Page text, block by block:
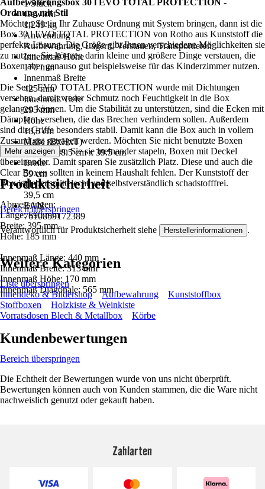
1 Stück
Gewicht
1,249 kg
Anwendung
Aufbewahrung, Lagern, Verstauen, Transportieren
Innenmaß Höhe
170 mm
Innenmaß Breite
425 mm
Innenmaß Tiefe
295 mm
Höhe
18,5 cm
Maße (BxHxT)
59 cm x 18.5 cm x 39.5 cm
Breite
59 cm
Tiefe
39,5 cm
EAN
7610859172389
Aufbewahrungsbox 30 l EVO TOTAL PROTECTION -
Ordnung mit Stil
Möchten Sie in Ihr Zuhause Ordnung mit System bringen, dann ist die
Box 30 l EVO TOTAL PROTECTION von Rotho aus Kunststoff die
perfekte Lösung. Die Größe gibt Ihnen verschiedene Möglichkeiten sie
zu nutzen. Sie können darin kleine und größere Dinge verstauen, die
Boxen aber genauso gut beispielsweise für das Kinderzimmer nutzen.
Die Serie EVO TOTAL PROTECTION wurde mit Dichtungen
versehen, damit weder Schmutz noch Feuchtigkeit in die Box
gelangen können. Um die Stabilität zu unterstützen, sind die Ecken mit
Dämpfern versehen, die das Brechen verhindern sollen. Außerdem
sind die Griffe besonders stabil. Damit kann die Box auch in vollem
Zustand gut getragen werden. Möchten Sie nicht benutzte Boxen
verstauen, können Sie sie ineinander stapeln, Boxen mit Deckel
übereinander. Damit sparen Sie zusätzlich Platz. Diese und auch die
Clear Boxen sollten in keinem Haushalt fehlen. Der Kunststoff der
Box ist lebensmittelecht und selbstverständlich schadstofffrei.
Abmessungen:
Länge: 590 mm
Breite: 395 mm
Höhe: 185 mm
Innenmaß Länge: 440 mm
Innenmaß Breite: 313 mm
Innenmaß Höhe: 170 mm
Innenmaß Diagonale: 565 mm
Mehr anzeigen
Produktsicherheit
Bereich überspringen
Verantwortlich für Produktsicherheit siehe Herstellerinformationen .
Weitere Kategorien
Liste überspringen
Innendeko & Bildershop
Aufbewahrung
Kunststoffbox
Stoffboxen
Holzkiste & Weinkiste
Vorratsdosen Blech & Metallbox
Körbe
Kundenbewertungen
Bereich überspringen
Die Echtheit der Bewertungen wurde von uns nicht überprüft.
Bewertungen können auch von Kunden stammen, die die Ware nicht
nachweislich genutzt oder gekauft haben.
Zahlarten